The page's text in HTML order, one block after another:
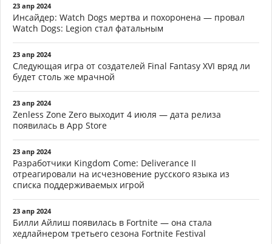
23 апр 2024
Инсайдер: Watch Dogs мертва и похоронена — провал
Watch Dogs: Legion стал фатальным
23 апр 2024
Следующая игра от создателей Final Fantasy XVI вряд ли
будет столь же мрачной
23 апр 2024
Zenless Zone Zero выходит 4 июля — дата релиза
появилась в App Store
23 апр 2024
Разработчики Kingdom Come: Deliverance II
отреагировали на исчезновение русского языка из
списка поддерживаемых игрой
23 апр 2024
Билли Айлиш появилась в Fortnite — она стала
хедлайнером третьего сезона Fortnite Festival